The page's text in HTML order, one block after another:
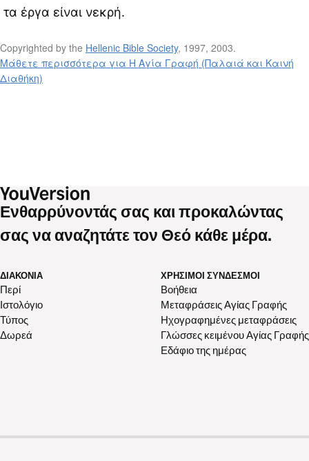
τα έργα είναι νεκρή.
Copyrighted by the Hellenic Bible Society, 1997, 2003.
Μάθετε περισσότερα για Η Αγία Γραφή (Παλαιά και Καινή
Διαθήκη)
Ενθαρρύνοντάς σας και προκαλώντας
σας να αναζητάτε τον Θεό κάθε μέρα.
ΔΙΑΚΟΝΊΑ
Περί
Ιστολόγιο
Τύπος
Δωρεά
ΧΡΉΣΙΜΟΙ ΣΎΝΔΕΣΜΟΙ
Βοήθεια
Μεταφράσεις Αγίας Γραφής
Ηχογραφημένες μεταφράσεις
Γλώσσες κειμένου Αγίας Γραφής
Εδάφιο της ημέρας